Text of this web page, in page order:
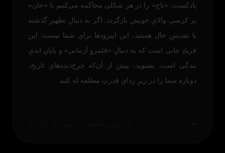
پادکست، «تاج» را در هر شکلی محاکمه می‌کنیم تا «جان»
بر کرسیِ والایِ خویش بازگردد. اگر به دنبالِ تطهیرِ گذشته
یا تقدیسِ حال هستید، این اپیزودها برایِ شما نیست؛ این
فریادِ جانی است که به دنبالِ «قلمروِ آرمانی» و پایانِ ابدیِ
بندگی است. بشنوید، پیش از آن‌که چرخ‌دنده‌هایِ تاریخ،
دوباره شما را در زیرِ ردایِ قدرتِ مطلقه له کنند.